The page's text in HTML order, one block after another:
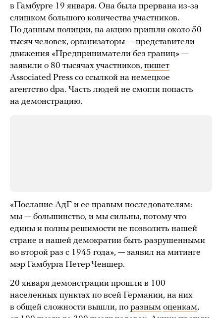
в Гамбурге 19 января. Она была прервана из-за
слишком большого количества участников.
По данным полиции, на акцию пришли около 50
тысяч человек, организаторы — представители
движения «Предприниматели без границ» —
заявили о 80 тысячах участников, пишет
Associated Press со ссылкой на немецкое
агентство dpa. Часть людей не смогли попасть
на демонстрацию.
«Послание АдГ и ее правым последователям:
мы — большинство, и мы сильны, потому что
едины и полны решимости не позволить нашей
стране и нашей демократии быть разрушенными
во второй раз с 1945 года», — заявил на митинге
мэр Гамбурга Петер Ченшер.
20 января демонстрации прошли в 100
населенных пунктах по всей Германии, на них
в общей сложности вышли, по разным оценкам,